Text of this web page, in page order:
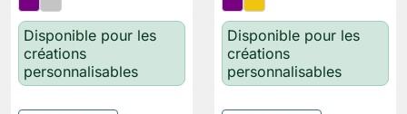
Disponible pour les
créations
personnalisables
Disponible pour les
créations
personnalisables